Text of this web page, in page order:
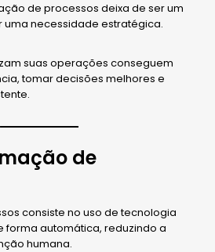
de processos deixa de ser um
uma necessidade estratégica.
suas operações conseguem
tomar decisões melhores e
de
consiste no uso de tecnologia
forma automática, reduzindo a
humana.